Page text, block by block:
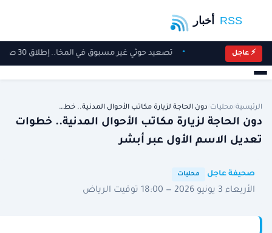
⚡ عاجل تصعيد حوثي غير مسبوق في المخا.. إطلاق 30 صاروخًا باليستيًا وضحايا بين المدنيين
الرئيسية محليات دون الحاجة لزيارة مكاتب ‎الأحوال المدنية.. خط…
دون الحاجة لزيارة مكاتب ‎الأحوال المدنية.. خطوات
تعديل الاسم الأول عبر ‎أبشر
صحيفة عاجل محليات
الأربعاء 3 يونيو 2026 — 18:00 توقيت الرياض